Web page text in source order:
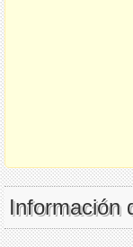
Información